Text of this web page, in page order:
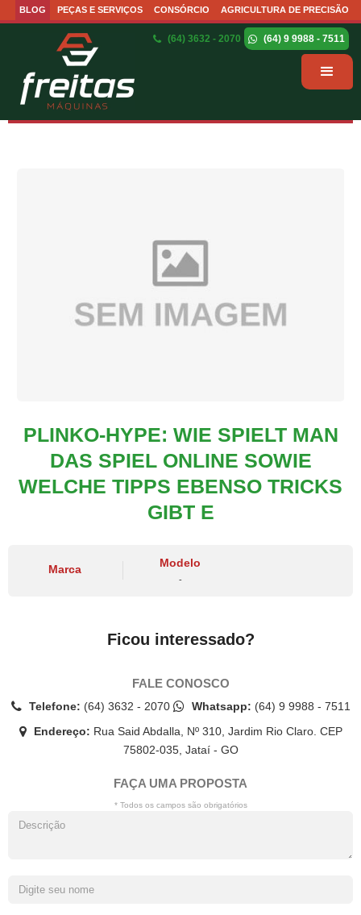
BLOG PEÇAS E SERVIÇOS CONSÓRCIO AGRICULTURA DE PRECISÃO
(64) 3632 - 2070 (64) 9 9988 - 7511
PLINKO-HYPE: WIE SPIELT MAN
DAS SPIEL ONLINE SOWIE
WELCHE TIPPS EBENSO TRICKS
GIBT E
Marca
Modelo
-
Ficou interessado?
FALE CONOSCO
Telefone: (64) 3632 - 2070 Whatsapp: (64) 9 9988 - 7511
Endereço: Rua Said Abdalla, Nº 310, Jardim Rio Claro. CEP
75802-035, Jataí - GO
FAÇA UMA PROPOSTA
* Todos os campos são obrigatórios